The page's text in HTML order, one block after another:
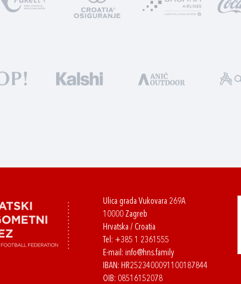
Ulica grada Vukovara 269A
10000 Zagreb
Hrvatska / Croatia
Tel: +385 1 2361555
E-mail: info@hns.family
IBAN: HR2523400091100187844
OIB: 08516152078